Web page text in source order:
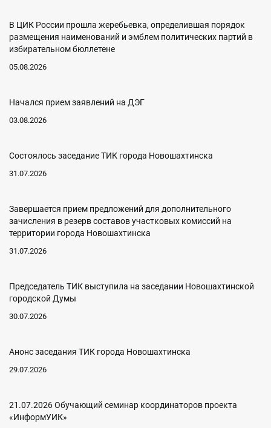
В ЦИК России прошла жеребьевка, определившая порядок
размещения наименований и эмблем политических партий в
избирательном бюллетене
05.08.2026
Начался прием заявлений на ДЭГ
03.08.2026
Состоялось заседание ТИК города Новошахтинска
31.07.2026
Завершается прием предложений для дополнительного
зачисления в резерв составов участковых комиссий на
территории города Новошахтинска
31.07.2026
Председатель ТИК выступила на заседании Новошахтинской
городской Думы
30.07.2026
Анонс заседания ТИК города Новошахтинска
29.07.2026
21.07.2026 Обучающий семинар координаторов проекта
«ИнформУИК»